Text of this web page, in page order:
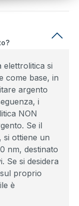
si
come base, in
argento
i
NON
Se il
si ottiene un
nm, destinato
Se si desidera
proprio
è